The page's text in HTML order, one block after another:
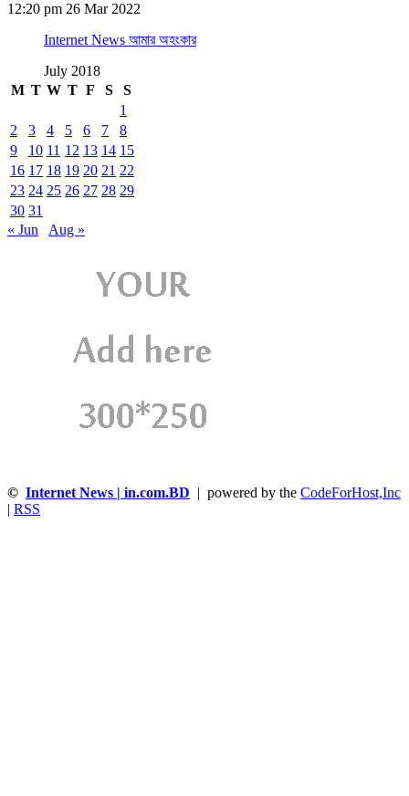
12:20 pm 26 Mar 2022
Internet News আমার অহংকার
July 2018
M T W T F S
S
1
2
3 4 5 6 7
8
9
10 11 12 13 14 15
16 17 18 19 20 21 22
23 24 25 26 27 28 29
30 31
« Jun
Aug »
© Internet News | in.com.BD | powered by the CodeForHost,Inc
RSS